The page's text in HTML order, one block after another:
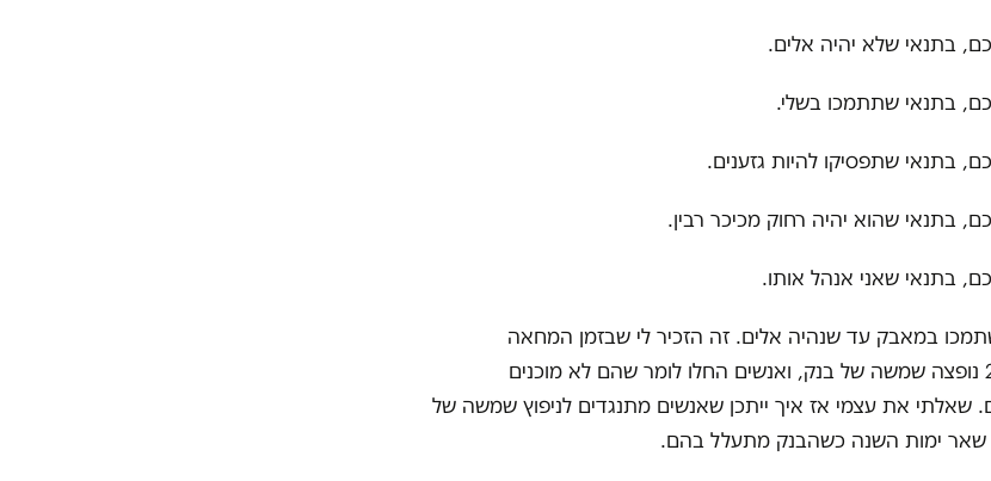
בתנאי שלא יהיה אלים.
בתנאי שתתמכו בשלי.
בתנאי שתפסיקו להיות גזענים.
בתנאי שהוא יהיה רחוק מכיכר רבין.
בתנאי שאני אנהל אותו.
במאבק עד שנהיה אלים. זה הזכיר לי שבזמן המחאה
החברתית של קיץ 2011 נופצה שמשה של בנק, ואנשים החלו לומר שהם לא מוכנים
את עצמי אז איך ייתכן שאנשים מתנגדים לניפוץ שמשה של
שאר ימות השנה כשהבנק מתעלל בהם.